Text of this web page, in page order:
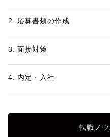
2. 応募書類の作成
3. 面接対策
4. 内定・入社
転職ノ